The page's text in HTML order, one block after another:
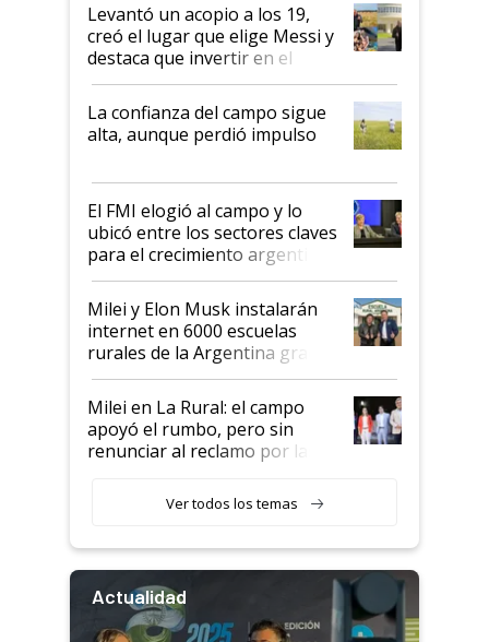
Levantó un acopio a los 19,
creó el lugar que elige Messi y
destaca que invertir en el
kirchnerismo era como "darle
plata a un hijo para droga":
Juan Félix Rossetti, el libertario
que de una dura crisis salió
de Milei
La confianza del campo sigue
alta, aunque perdió impulso
El FMI elogió al campo y lo
ubicó entre los sectores claves
para el crecimiento argentino
Milei y Elon Musk instalarán
internet en 6000 escuelas
rurales de la Argentina gracias
a un acuerdo con Starlink
Milei en La Rural: el campo
apoyó el rumbo, pero sin
renunciar al reclamo por las
Ver todos los temas
Actualidad